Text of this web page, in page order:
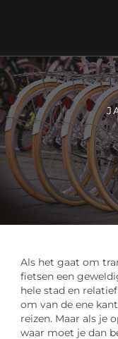
Als het gaat om
fietsen een
hele stad en
om van de ene
reizen. Maar als je
waar moet je dan